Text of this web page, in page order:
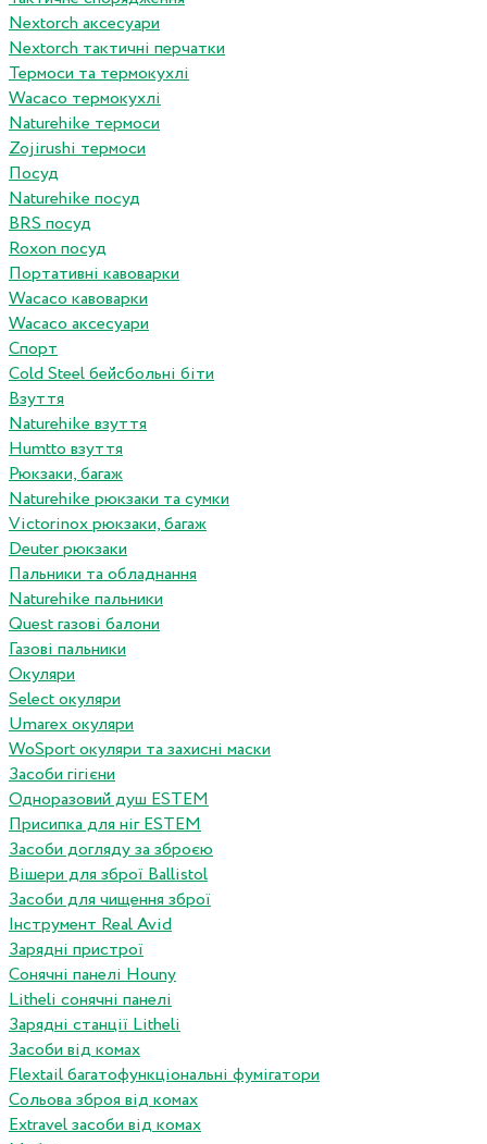
Nextorch аксесуари
Nextorch тактичні перчатки
Термоси та термокухлі
Wacaco термокухлі
Naturehike термоси
Zojirushi термоси
Посуд
Naturehike посуд
BRS посуд
Roxon посуд
Портативні кавоварки
Wacaco кавоварки
Wacaco аксесуари
Спорт
Cold Steel бейсбольні біти
Взуття
Naturehike взуття
Humtto взуття
Рюкзаки, багаж
Naturehike рюкзаки та сумки
Victorinox рюкзаки, багаж
Deuter рюкзаки
Пальники та обладнання
Naturehike пальники
Quest газові балони
Газові пальники
Окуляри
Select окуляри
Umarex окуляри
WoSport окуляри та захисні маски
Засоби гігієни
Одноразовий душ ESTEM
Присипка для ніг ESTEM
Засоби догляду за зброєю
Вішери для зброї Ballistol
Засоби для чищення зброї
Інструмент Real Avid
Зарядні пристрої
Сонячні панелі Houny
Litheli сонячні панелі
Зарядні станції Litheli
Засоби від комах
Flextail багатофункціональні фумігатори
Сольова зброя від комах
Extravel засоби від комах